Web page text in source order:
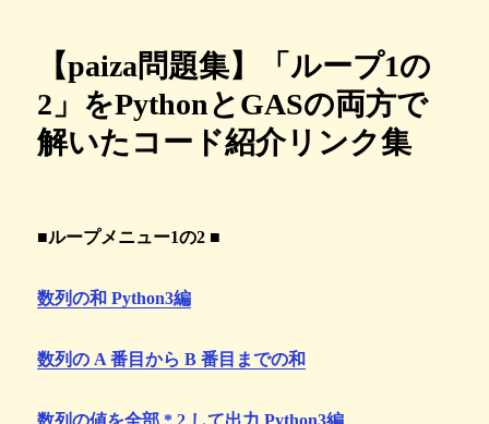
【paiza問題集】「ループ1の
2」をPythonとGASの両方で
解いたコード紹介リンク集
■ループメニュー1の2 ■
数列の和 Python3編
数列の A 番目から B 番目までの和
数列の値を全部 * 2 して出力 Python3編